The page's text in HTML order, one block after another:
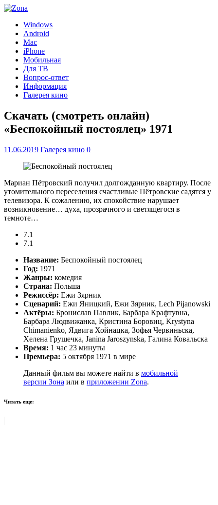
Windows
Android
Mac
iPhone
Мобильная
Для ТВ
Вопрос-ответ
Информация
Галерея кино
Скачать (смотреть онлайн)
«Беспокойный постоялец» 1971
11.06.2019 Галерея кино 0
Мариан Пётровский получил долгожданную квартиру. После
утомительного переселения счастливые Пётровские садятся у
телевизора. К сожалению, их спокойствие нарушает
возникновение… духа, прозрачного и светящегося в
темноте…
7.1
7.1
Название: Беспокойный постоялец
Год: 1971
Жанры: комедия
Страна: Польша
Режиссёр: Ежи Зярник
Сценарий: Ежи Яницкий, Ежи Зярник, Lech Pijanowski
Актёры: Бронислав Павлик, Барбара Крафтувна,
Барбара Людвижанка, Кристина Боровиц, Krystyna
Chimanienko, Ядвига Хойнацка, Зофья Червиньска,
Хелена Грушечка, Janina Jaroszynska, Галина Ковальска
Время: 1 час 23 минуты
Премьера: 5 октября 1971 в мире
Данный фильм вы можете найти в мобильной
версии Зона или в приложении Zona.
Читать еще: